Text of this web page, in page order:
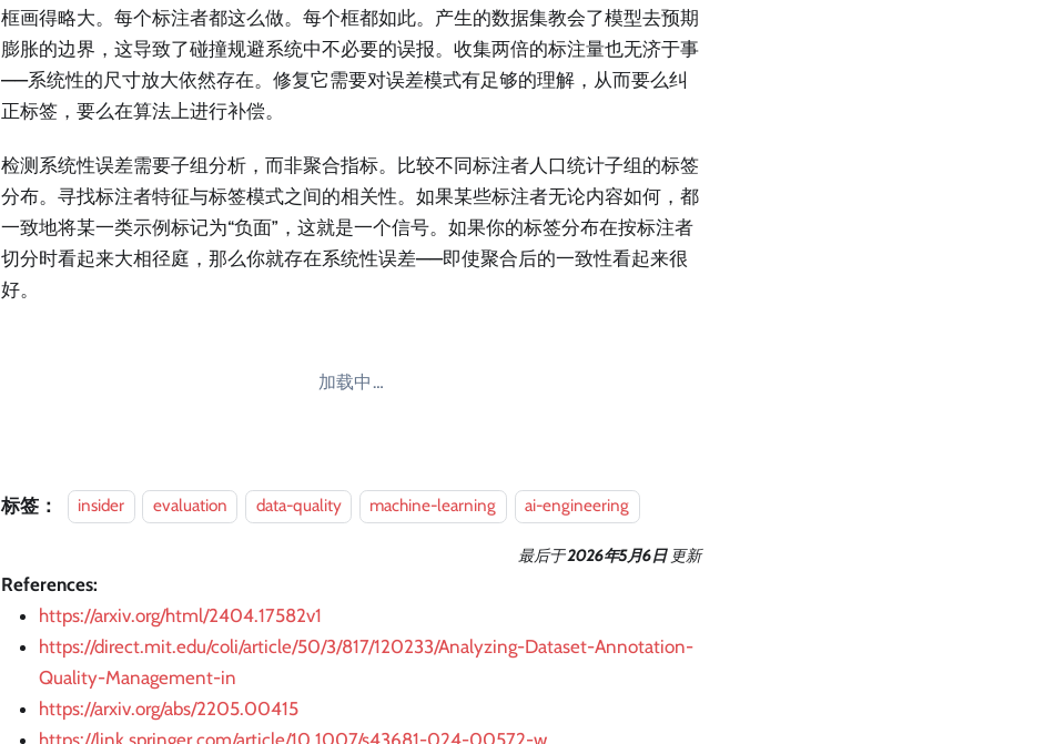
框画得略大。每个标注者都这么做。每个框都如此。产生的数据集教会了模型去预期
膨胀的边界，这导致了碰撞规避系统中不必要的误报。收集两倍的标注量也无济于事
——系统性的尺寸放大依然存在。修复它需要对误差模式有足够的理解，从而要么纠
正标签，要么在算法上进行补偿。
检测系统性误差需要子组分析，而非聚合指标。比较不同标注者人口统计子组的标签
分布。寻找标注者特征与标签模式之间的相关性。如果某些标注者无论内容如何，都
一致地将某一类示例标记为“负面”，这就是一个信号。如果你的标签分布在按标注者
切分时看起来大相径庭，那么你就存在系统性误差——即使聚合后的一致性看起来很
好。
加载中…
标签： insider evaluation data-quality machine-learning ai-engineering
最后于2026年5月6日 更新
References:
https://arxiv.org/html/2404.17582v1
https://direct.mit.edu/coli/article/50/3/817/120233/Analyzing-Dataset-Annotation-
Quality-Management-in
https://arxiv.org/abs/2205.00415